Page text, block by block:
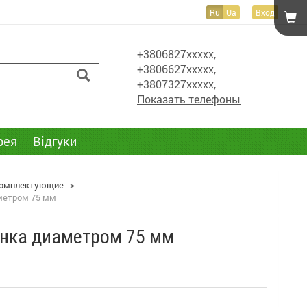
Ru Ua Вход
+3806827xxxxx,
+3806627xxxxx,
+3807327xxxxx,
Показать телефоны
Відгуки
>
75 мм
диаметром 75 мм